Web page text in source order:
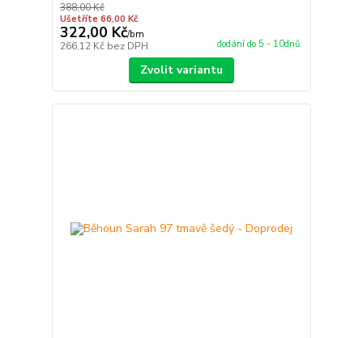
388,00 Kč
Ušetříte 66,00 Kč
322,00 Kč/bm
266,12 Kč bez DPH dodání do 5 - 10dnů
Zvolit variantu